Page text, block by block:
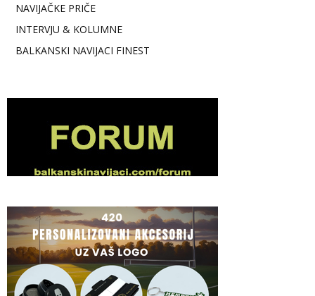
NAVIJAČKE PRIČE
INTERVJU & KOLUMNE
BALKANSKI NAVIJACI FINEST